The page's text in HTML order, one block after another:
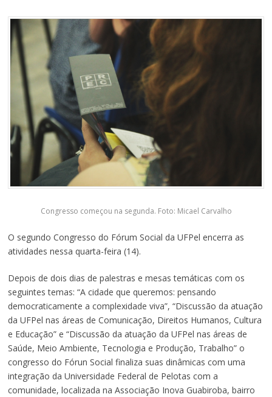
Congresso começou na segunda. Foto: Micael Carvalho
O segundo Congresso do Fórum Social da UFPel encerra as
atividades nessa quarta-feira (14).
Depois de dois dias de palestras e mesas temáticas com os
seguintes temas: “A cidade que queremos: pensando
democraticamente a complexidade viva”, “Discussão da atuação
da UFPel nas áreas de Comunicação, Direitos Humanos, Cultura
e Educação” e “Discussão da atuação da UFPel nas áreas de
Saúde, Meio Ambiente, Tecnologia e Produção, Trabalho” o
congresso do Fórun Social finaliza suas dinâmicas com uma
integração da Universidade Federal de Pelotas com a
comunidade, localizada na Associação Inova Guabiroba, bairro